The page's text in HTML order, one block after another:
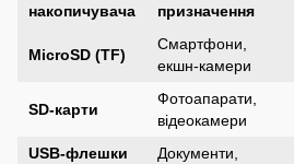
накопичувача
призначення
MicroSD (TF)
Смартфони,
екшн-камери
SD-карти
Фотоапарати,
відеокамери
USB-флешки
Документи,